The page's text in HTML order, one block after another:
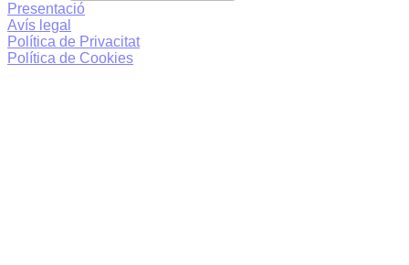
Presentació
Avís legal
Política de Privacitat
Política de Cookies